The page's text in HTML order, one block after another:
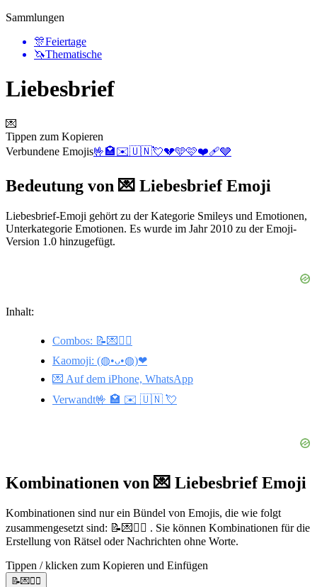
Sammlungen
🎊Feiertage
🦄Thematische
Liebesbrief
💌
Tippen zum Kopieren
Verbundene Emojis🤟🏩✉️🇺🇳💘💔🩵🩷❤️‍🩹🩶
Bedeutung von 💌 Liebesbrief Emoji
Liebesbrief-Emoji gehört zu der Kategorie Smileys und Emotionen,
Unterkategorie Emotionen. Es wurde im Jahr 2010 zu der Emoji-
Version 1.0 hinzugefügt.
Inhalt:
Combos: 📝💌❤️‍🔥
Kaomoji: (◍•ᴗ•◍)❤
💌 Auf dem iPhone, WhatsApp
Verwandt🤟 🏩 ✉️ 🇺🇳 💘
Kombinationen von 💌 Liebesbrief Emoji
Kombinationen sind nur ein Bündel von Emojis, die wie folgt
zusammengesetzt sind: 📝💌❤️‍🔥 . Sie können Kombinationen für die
Erstellung von Rätsel oder Nachrichten ohne Worte.
Tippen / klicken zum Kopieren und Einfügen
📝💌❤️‍🔥